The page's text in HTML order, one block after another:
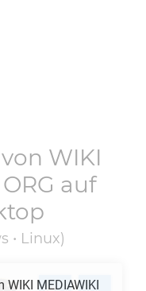
WIKI
ORG auf
• Linux)
WIKI MEDIAWIKI